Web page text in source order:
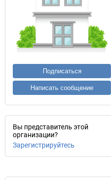
Подписаться
Написать сообщение
Вы представитель этой
организации?
Зарегистрируйтесь